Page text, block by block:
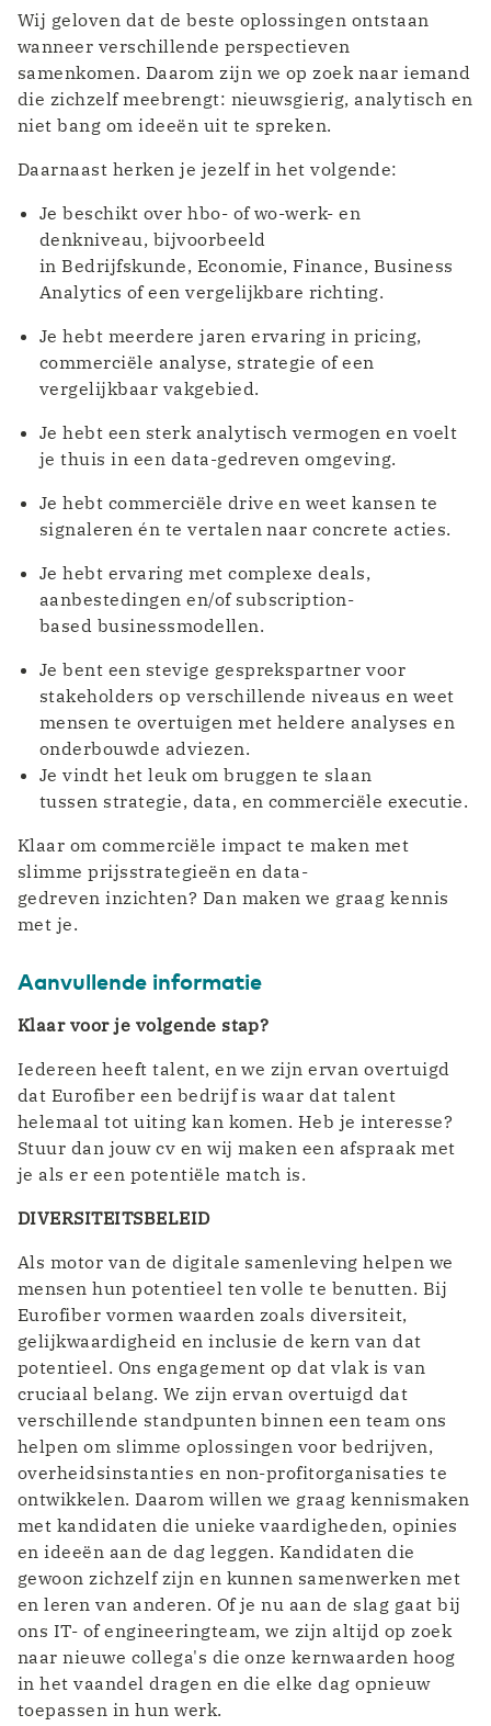
Wij geloven dat de beste oplossingen ontstaan
wanneer verschillende perspectieven
samenkomen. Daarom zijn we op zoek naar iemand
die zichzelf meebrengt: nieuwsgierig, analytisch en
niet bang om ideeën uit te spreken.
Daarnaast herken je jezelf in het volgende:
Je beschikt over hbo- of wo-werk- en
denkniveau, bijvoorbeeld
in Bedrijfskunde, Economie, Finance, Business
Analytics of een vergelijkbare richting.
Je hebt meerdere jaren ervaring in pricing,
commerciële analyse, strategie of een
vergelijkbaar vakgebied.
Je hebt een sterk analytisch vermogen en voelt
je thuis in een data-gedreven omgeving.
Je hebt commerciële drive en weet kansen te
signaleren én te vertalen naar concrete acties.
Je hebt ervaring met complexe deals,
aanbestedingen en/of subscription-
based businessmodellen.
Je bent een stevige gesprekspartner voor
stakeholders op verschillende niveaus en weet
mensen te overtuigen met heldere analyses en
onderbouwde adviezen.
Je vindt het leuk om bruggen te slaan
tussen strategie, data, en commerciële executie.
Klaar om commerciële impact te maken met
slimme prijsstrategieën en data-
gedreven inzichten? Dan maken we graag kennis
met je.
Aanvullende informatie
Klaar voor je volgende stap?
Iedereen heeft talent, en we zijn ervan overtuigd
dat Eurofiber een bedrijf is waar dat talent
helemaal tot uiting kan komen. Heb je interesse?
Stuur dan jouw cv en wij maken een afspraak met
je als er een potentiële match is.
DIVERSITEITSBELEID
Als motor van de digitale samenleving helpen we
mensen hun potentieel ten volle te benutten. Bij
Eurofiber vormen waarden zoals diversiteit,
gelijkwaardigheid en inclusie de kern van dat
potentieel. Ons engagement op dat vlak is van
cruciaal belang. We zijn ervan overtuigd dat
verschillende standpunten binnen een team ons
helpen om slimme oplossingen voor bedrijven,
overheidsinstanties en non-profitorganisaties te
ontwikkelen. Daarom willen we graag kennismaken
met kandidaten die unieke vaardigheden, opinies
en ideeën aan de dag leggen. Kandidaten die
gewoon zichzelf zijn en kunnen samenwerken met
en leren van anderen. Of je nu aan de slag gaat bij
ons IT- of engineeringteam, we zijn altijd op zoek
naar nieuwe collega's die onze kernwaarden hoog
in het vaandel dragen en die elke dag opnieuw
toepassen in hun werk.